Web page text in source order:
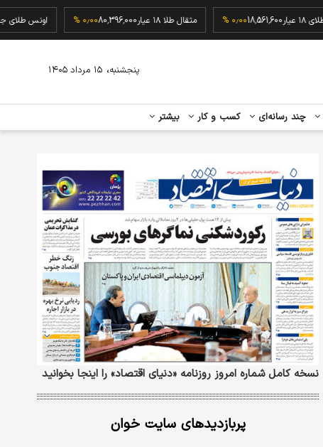
گرم طلای ۱۸ عیار 18,561,600۰٫۰۰ % مثقال طلا ۱۸ عیار 80,396,000۰٫۰۰ % اونس
چند رسانه‌ای کسب و کار بیشتر
پنجشنبه، ۱۵ مرداد ۱۴۰۵
نسخه کامل شماره امروز روزنامه «دنیای‌ اقتصاد» را اینجا بخوانید
پربازدیدهای سایت خوان